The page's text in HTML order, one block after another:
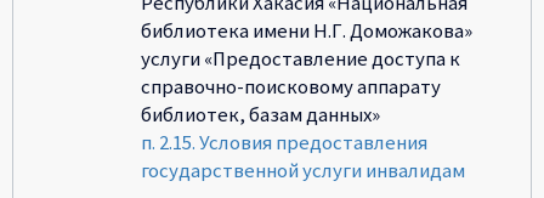
библиотека имени Н.Г. Доможакова»
услуги «Предоставление доступа к
справочно-поисковому аппарату
библиотек, базам данных»
п. 2.15. Условия предоставления
государственной услуги инвалидам